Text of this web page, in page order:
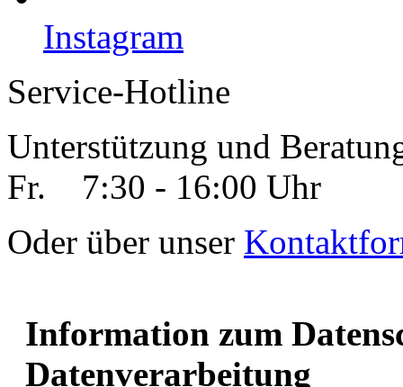
Instagram
Service-Hotline
Unterstützung und
Fr. 7:30 - 16:00 Uhr
Oder über unser
Information zum
Datenverarbeitung